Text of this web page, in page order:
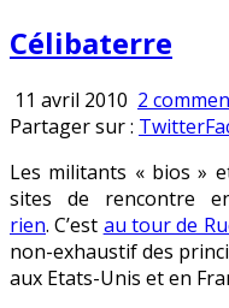
Célibaterre
11 avril 2010 2
Partager sur : Twitter
Les militants « bios »
sites de rencontre
rien. C’est au tour de
non-exhaustif des
aux Etats-Unis et en